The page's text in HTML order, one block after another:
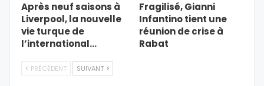
Après neuf saisons à
Liverpool, la nouvelle
vie turque de
l’international…
Fragilisé, Gianni
Infantino tient une
réunion de crise à
Rabat
PRÉCÉDENT SUIVANT